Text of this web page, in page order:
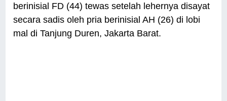
berinisial FD (44) tewas setelah lehernya disayat
secara sadis oleh pria berinisial AH (26) di lobi
mal di Tanjung Duren, Jakarta Barat.